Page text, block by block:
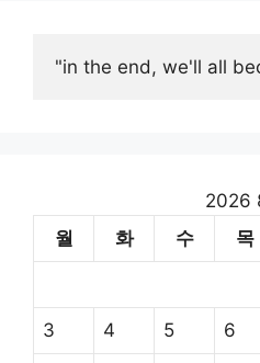
"in the end, we'll all
2026
월
화 수 목
3 4 5 6